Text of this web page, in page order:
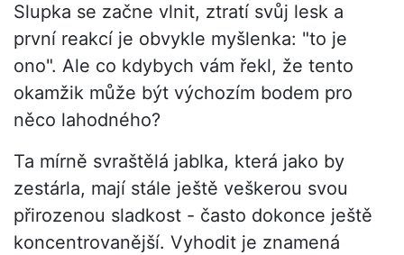
Slupka se začne vlnit, ztratí svůj lesk a
první reakcí je obvykle myšlenka: "to je
ono". Ale co kdybych vám řekl, že tento
okamžik může být výchozím bodem pro
něco lahodného?
Ta mírně svraštělá jablka, která jako by
zestárla, mají stále ještě veškerou svou
přirozenou sladkost - často dokonce ještě
koncentrovanější. Vyhodit je znamená